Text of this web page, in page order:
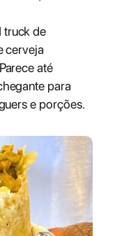
de
cerveja
até
para
e porções.